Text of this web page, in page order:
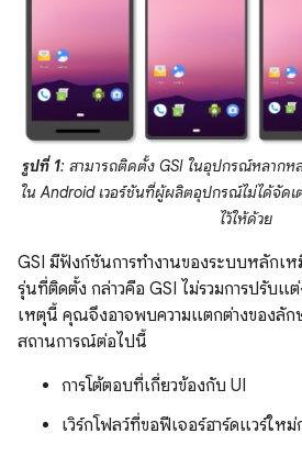
รูปที่ 1: สามารถติดตั้ง GSI ในอุปกรณ์หลากห
ใน Android เวอร์ชันที่ผู้ผลิตอุปกรณ์ไม่ได้จัดเ
ไว้ให้ด้วย
GSI มีฟังก์ชันการทำงานของระบบหลัก
รุ่นที่ติดตั้ง กล่าวคือ GSI ไม่รวมการปรับ
เหตุนี้ คุณจึงอาจพบความแตกต่างของลัก
สถานการณ์ต่อไปนี้
การโต้ตอบที่เกี่ยวข้องกับ UI
เวิร์กโฟลว์ที่ขอฟีเจอร์ฮาร์ดแวร์ใหม่